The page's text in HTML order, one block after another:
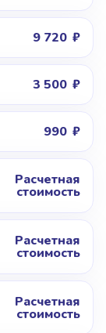
9 720
3 500
990
Расчетная
стоимость
Расчетная
стоимость
Расчетная
стоимость